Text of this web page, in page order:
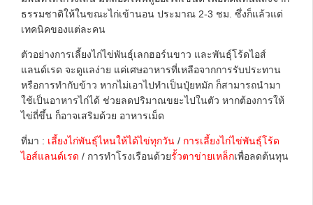
ธรรมชาติให้ในขณะไก่เข้านอน ประมาณ 2-3 ชม. ซึ่งก็แล้วแต่
เทคนิคของแต่ละคน
ตัวอย่างการเลี้ยงไก่ไข่พันธุ์เลกฮอร์นขาว และพันธุ์โร้ดไอส์
แลนด์เรด จะดูแลง่าย แค่เศษอาหารที่เหลือจากการรับประทาน
หรือการทำกับข้าว หากไม่เอาไปทำเป็นปุ๋ยหมัก ก็สามารถนำมา
ใช้เป็นอาหารไก่ได้ ช่วยลดปริมาณขยะไปในตัว หากต้องการให้
ไข่ถี่ขึ้น ก็อาจเสริมด้วย อาหารเม็ด
ที่มา : เลี้ยงไก่พันธุ์ไหนให้ได้ไข่ทุกวัน / การเลี้ยงไก่ไข่พันธุ์โร้ด
ไอส์แลนด์เรด / การทำโรงเรือนด้วยรั้วตาข่ายเหล็กเพื่อลดต้นทุน